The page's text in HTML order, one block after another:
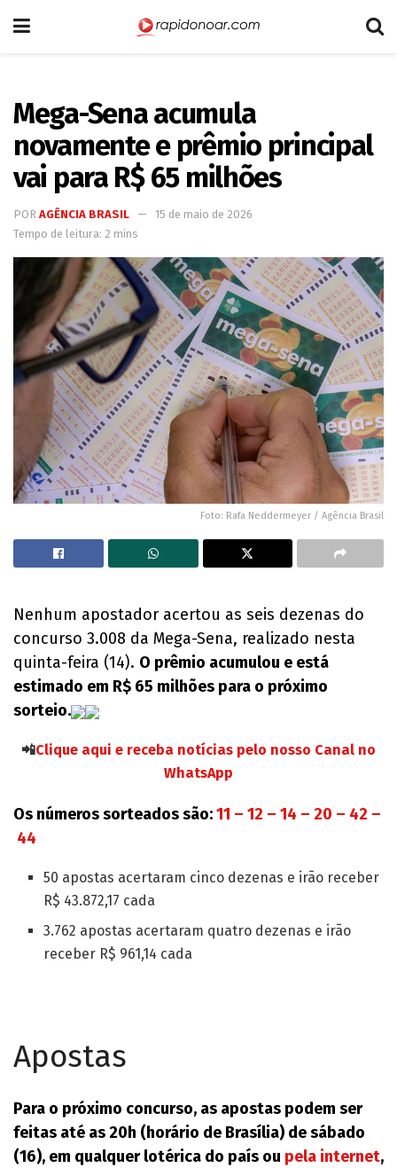
Mega-Sena acumula
novamente e prêmio principal
vai para R$ 65 milhões
POR AGÊNCIA BRASIL
15 de maio de 2026
Tempo de leitura: 2 mins
Foto: Rafa Neddermeyer / Agência Brasil
Nenhum apostador acertou as seis dezenas do
concurso 3.008 da Mega-Sena, realizado nesta
quinta-feira (14). O prêmio acumulou e está
estimado em R$ 65 milhões para o próximo
sorteio.
📲Clique aqui e receba notícias pelo nosso Canal no
WhatsApp
Os números sorteados são:11 – 12 – 14 – 20 – 42 –
44
50 apostas acertaram cinco dezenas e irão receber
R$ 43.872,17 cada
3.762 apostas acertaram quatro dezenas e irão
receber R$ 961,14 cada
Apostas
Para o próximo concurso, as apostas podem ser
feitas até as 20h (horário de Brasília) de sábado
(16), em qualquer lotérica do país ou pela internet,